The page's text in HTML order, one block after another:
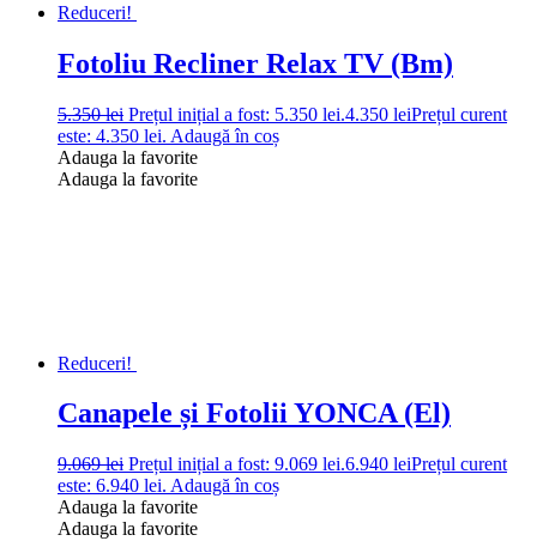
Reduceri!
Fotoliu Recliner Relax TV (Bm)
5.350lei Prețul inițial a fost: 5.350 lei.4.350 leiPrețul curent
este: 4.350 lei. Adaugă în coș
Adauga la favorite
Adauga la favorite
Reduceri!
Canapele și Fotolii YONCA (El)
9.069lei Prețul inițial a fost: 9.069 lei.6.940 leiPrețul curent
este: 6.940 lei. Adaugă în coș
Adauga la favorite
Adauga la favorite